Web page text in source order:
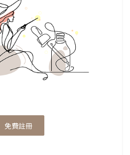
，激發繪畫、音樂、寫作和
類歷史上的任何時候都要
的足跡和植物和動物棲息地
護聯盟（IUCN）一起，發
免費註冊